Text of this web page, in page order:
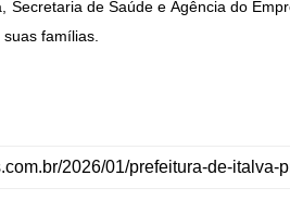
Secretaria de Saúde e Agência do
famílias.